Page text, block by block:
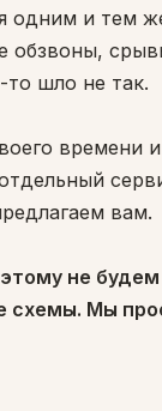
одним и тем
обзвоны,
то шло не так.
времени
вам.
не будем
схемы. Мы